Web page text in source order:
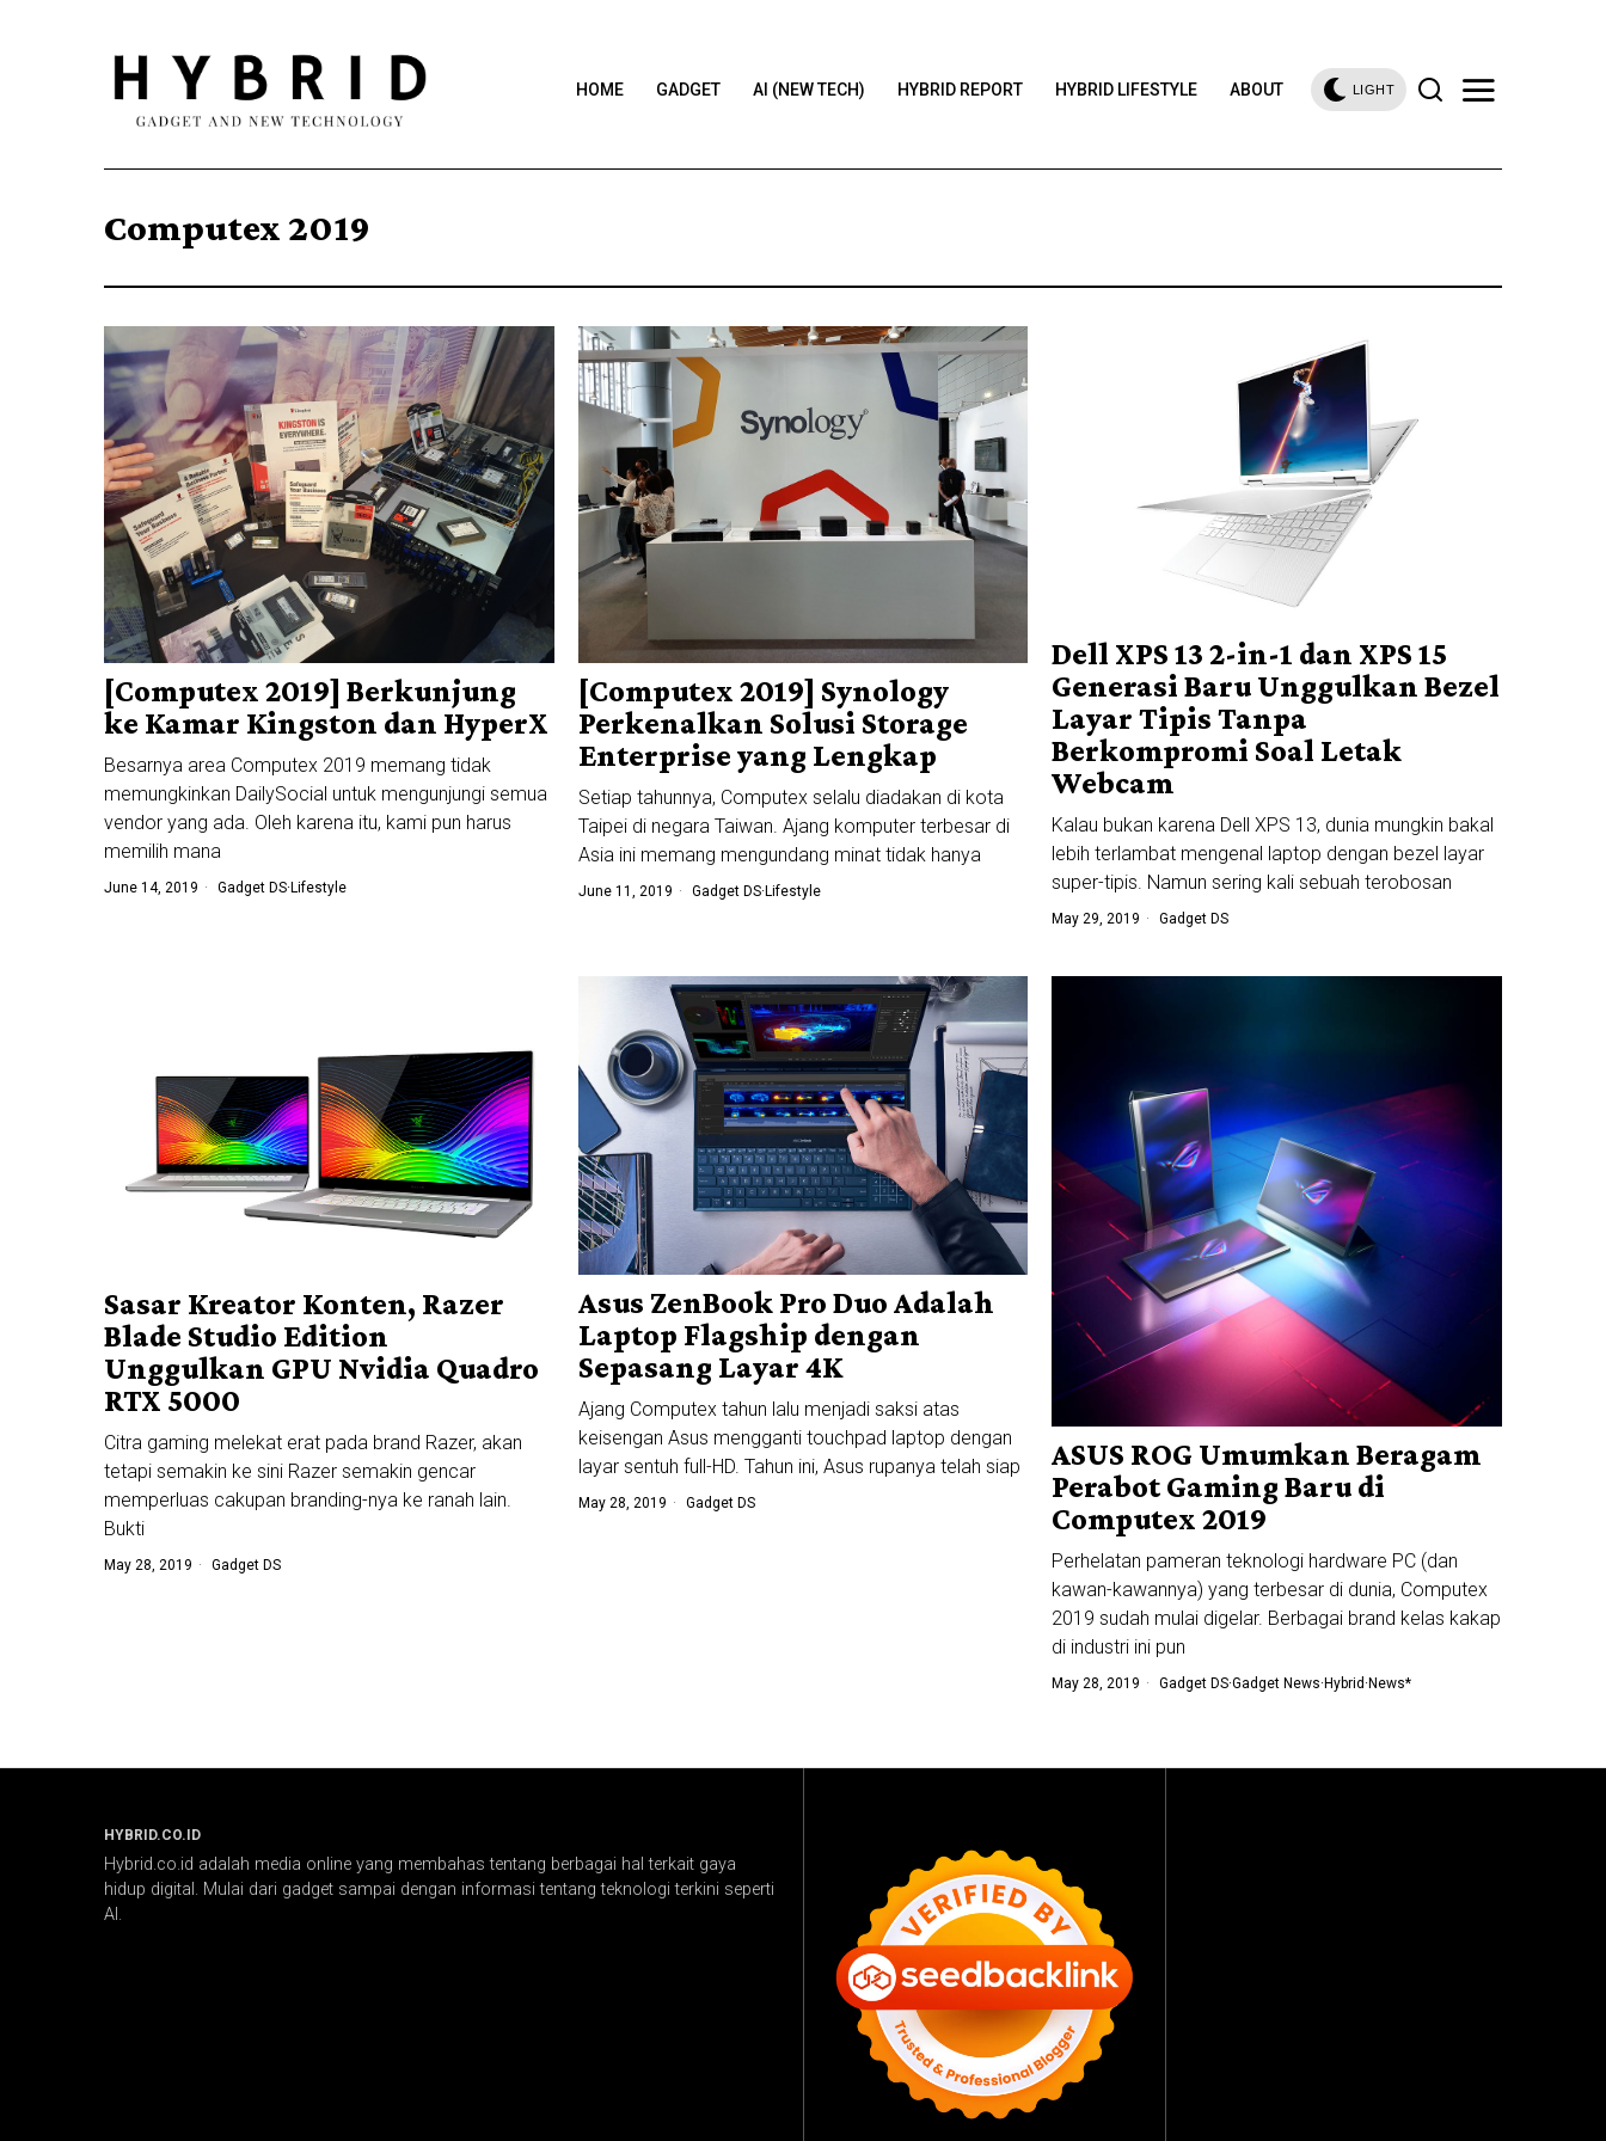
HOME GADGET AI (NEW TECH) HYBRID REPORT HYBRID LIFESTYLE ABOUT LIGHT
Computex 2019
[Computex 2019] Berkunjung
ke Kamar Kingston dan HyperX
Besarnya area Computex 2019 memang tidak
memungkinkan DailySocial untuk mengunjungi semua
vendor yang ada. Oleh karena itu, kami pun harus
memilih mana
June 14, 2019 Gadget DS· Lifestyle
[Computex 2019] Synology
Perkenalkan Solusi Storage
Enterprise yang Lengkap
Setiap tahunnya, Computex selalu diadakan di kota
Taipei di negara Taiwan. Ajang komputer terbesar di
Asia ini memang mengundang minat tidak hanya
June 11, 2019 Gadget DS· Lifestyle
Dell XPS 13 2-in-1 dan XPS 15
Generasi Baru Unggulkan Bezel
Layar Tipis Tanpa
Berkompromi Soal Letak
Webcam
Kalau bukan karena Dell XPS 13, dunia mungkin bakal
lebih terlambat mengenal laptop dengan bezel layar
super-tipis. Namun sering kali sebuah terobosan
May 29, 2019 Gadget DS
Sasar Kreator Konten, Razer
Blade Studio Edition
Unggulkan GPU Nvidia Quadro
RTX 5000
Citra gaming melekat erat pada brand Razer, akan
tetapi semakin ke sini Razer semakin gencar
memperluas cakupan branding-nya ke ranah lain.
Bukti
May 28, 2019 Gadget DS
Asus ZenBook Pro Duo Adalah
Laptop Flagship dengan
Sepasang Layar 4K
Ajang Computex tahun lalu menjadi saksi atas
keisengan Asus mengganti touchpad laptop dengan
layar sentuh full-HD. Tahun ini, Asus rupanya telah siap
May 28, 2019 Gadget DS
ASUS ROG Umumkan Beragam
Perabot Gaming Baru di
Computex 2019
Perhelatan pameran teknologi hardware PC (dan
kawan-kawannya) yang terbesar di dunia, Computex
2019 sudah mulai digelar. Berbagai brand kelas kakap
di industri ini pun
May 28, 2019 Gadget DS·Gadget News·Hybrid ·News*
HYBRID.CO.ID
Hybrid.co.id adalah media online yang membahas tentang berbagai hal terkait gaya
hidup digital. Mulai dari gadget sampai dengan informasi tentang teknologi terkini seperti
AI.